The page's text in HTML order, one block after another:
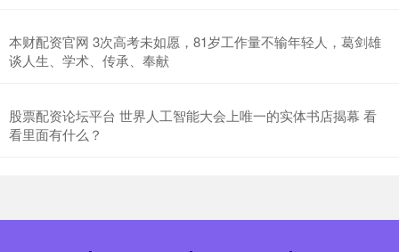
本财配资官网 3次高考未如愿，81岁工作量不输年轻人，葛剑雄
谈人生、学术、传承、奉献
股票配资论坛平台 世界人工智能大会上唯一的实体书店揭幕 看
看里面有什么？